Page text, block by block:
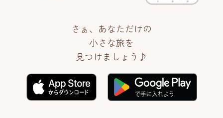
さぁ、あなただけの
小さな旅を
見つけましょう♪